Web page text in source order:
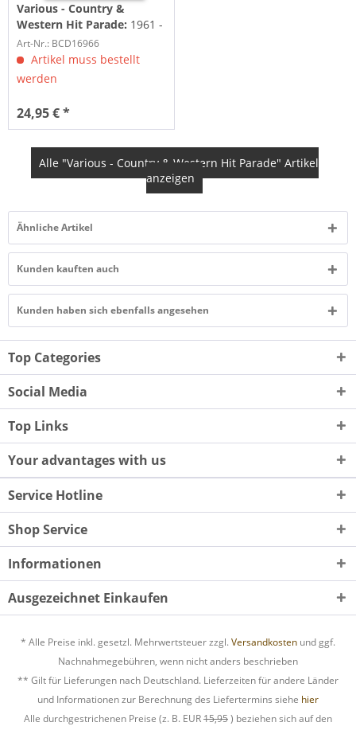
Various - Country &
Western Hit Parade: 1961 -
Dim Lights, Thick Smoke
And Hillbilly Music
Art-Nr.: BCD16966
Artikel muss bestellt
werden
24,95 € *
Alle "Various - Country & Western Hit Parade" Artikel
anzeigen
Ähnliche Artikel
Kunden kauften auch
Kunden haben sich ebenfalls angesehen
Top Categories
Social Media
Top Links
Your advantages with us
Service Hotline
Shop Service
Informationen
Ausgezeichnet Einkaufen
* Alle Preise inkl. gesetzl. Mehrwertsteuer zzgl. Versandkosten und ggf.
Nachnahmegebühren, wenn nicht anders beschrieben
** Gilt für Lieferungen nach Deutschland. Lieferzeiten für andere Länder
und Informationen zur Berechnung des Liefertermins siehe hier
Alle durchgestrichenen Preise (z. B. EUR15,95) beziehen sich auf den